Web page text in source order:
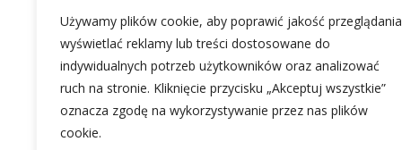
Używamy plików cookie, aby poprawić jakość
wyświetlać reklamy lub treści dostosowane do
indywidualnych potrzeb użytkowników oraz analizować
ruch na stronie. Kliknięcie przycisku „Akceptuj wszystkie”
oznacza zgodę na wykorzystywanie przez nas plików
cookie.